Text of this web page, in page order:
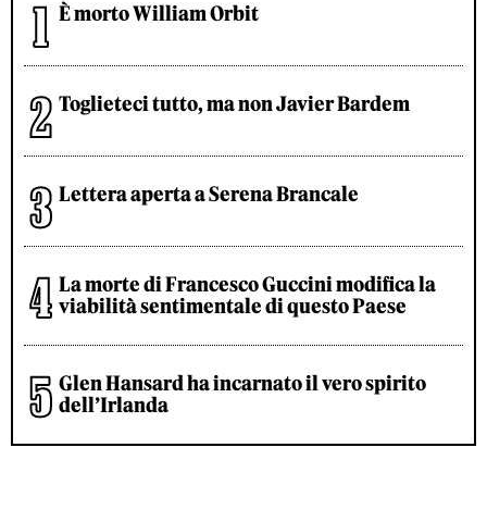
È morto William Orbit
Toglieteci tutto, ma non Javier Bardem
Lettera aperta a Serena Brancale
La morte di Francesco Guccini modifica la
viabilità sentimentale di questo Paese
Glen Hansard ha incarnato il vero spirito
dell’Irlanda